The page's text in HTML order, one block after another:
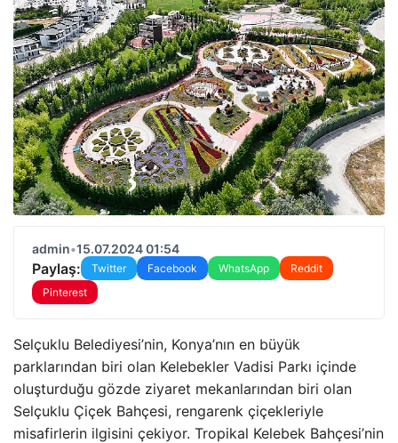
admin•15.07.2024 01:54
Paylaş: Twitter Facebook WhatsApp
Reddit
Pinterest
Selçuklu Belediyesi’nin, Konya’nın en büyük
parklarından biri olan Kelebekler Vadisi Parkı içinde
oluşturduğu gözde ziyaret mekanlarından biri olan
Selçuklu Çiçek Bahçesi, rengarenk çiçekleriyle
misafirlerin ilgisini çekiyor. Tropikal Kelebek Bahçesi’nin